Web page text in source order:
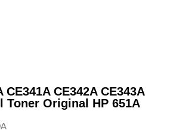
CE341A CE342A CE343A
Toner Original HP 651A